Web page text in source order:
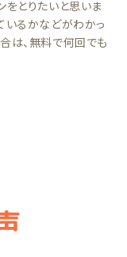
をとりたいと思いま
いるかなどがわかっ
は、無料で何回でも